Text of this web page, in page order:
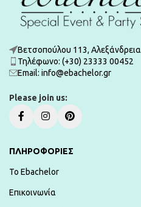
Βετσοπούλου 113, Αλεξάνδρεια
Τηλέφωνο: (+30) 23333 00452
Εmail: info@ebachelor.gr
Please join us:
ΠΛΗΡΟΦΟΡΙΕΣ
To Ebachelor
Επικοινωνία